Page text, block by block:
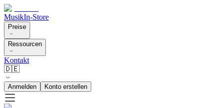
MusikIn-Store
Preise
Ressourcen
Kontakt
🇩🇪
Anmelden Konto erstellen